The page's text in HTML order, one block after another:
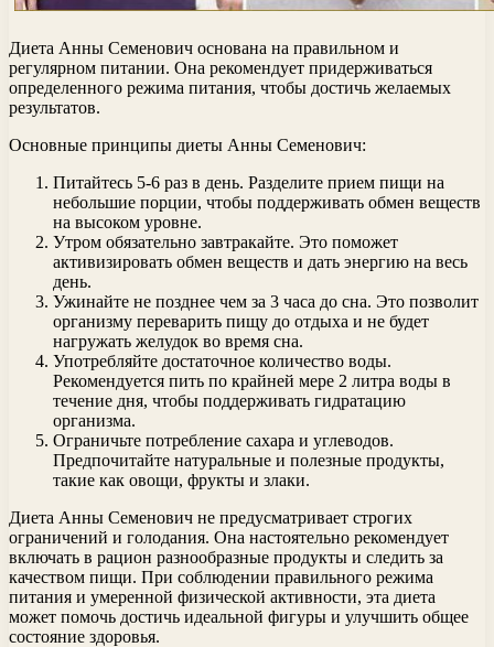
Диета Анны Семенович основана на правильном и
регулярном питании. Она рекомендует придерживаться
определенного режима питания, чтобы достичь желаемых
результатов.
Основные принципы диеты Анны Семенович:
Питайтесь 5-6 раз в день. Разделите прием пищи на
небольшие порции, чтобы поддерживать обмен веществ
на высоком уровне.
Утром обязательно завтракайте. Это поможет
активизировать обмен веществ и дать энергию на весь
день.
Ужинайте не позднее чем за 3 часа до сна. Это позволит
организму переварить пищу до отдыха и не будет
нагружать желудок во время сна.
Употребляйте достаточное количество воды.
Рекомендуется пить по крайней мере 2 литра воды в
течение дня, чтобы поддерживать гидратацию
организма.
Ограничьте потребление сахара и углеводов.
Предпочитайте натуральные и полезные продукты,
такие как овощи, фрукты и злаки.
Диета Анны Семенович не предусматривает строгих
ограничений и голодания. Она настоятельно рекомендует
включать в рацион разнообразные продукты и следить за
качеством пищи. При соблюдении правильного режима
питания и умеренной физической активности, эта диета
может помочь достичь идеальной фигуры и улучшить общее
состояние здоровья.